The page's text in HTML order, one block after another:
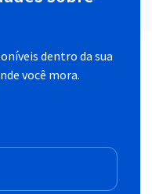
dentro da sua
você mora.